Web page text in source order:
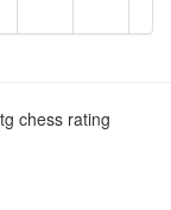
chess rating